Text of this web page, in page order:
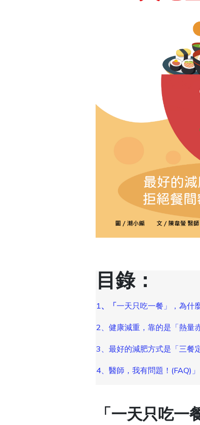
目錄：
1、「一天只吃一餐」，為什
2、健康減重，靠的是「熱量
3、最好的減肥方式是「三餐
4、醫師，我有問題！(FAQ) 」
「一天只吃一